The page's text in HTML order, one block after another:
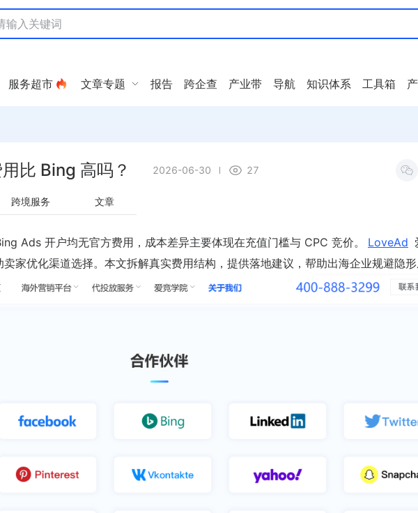
服务超市 文章专题 报告 跨企查 产业带 导航 知识体系 工具箱
比 Bing 高吗？ 2026-06-30 27
跨境服务 文章
Ads 开户均无官方费用，成本差异主要体现在充值门槛与 CPC 竞价。 LoveAd
家优化渠道选择。本文拆解真实费用结构，提供落地建议，帮助出海企业规避隐